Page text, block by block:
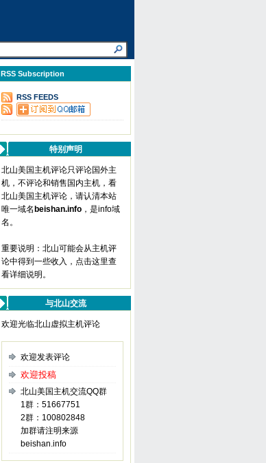
RSS Subscription
RSS FEEDS
特别声明
北山美国主机评论只评论国外主
机，不评论和销售国内主机，看
北山美国主机评论，请认清本站
唯一域名 beishan.info ，是info域
名。
重要说明：北山可能会从主机评
论中得到一些收入， 点击这里查
看详细说明 。
与北山交流
欢迎光临北山虚拟主机评论
欢迎发表评论
欢迎投稿
北山美国主机交流QQ群
1群：51667751
2群：100802848
加群请注明来源
beishan.info